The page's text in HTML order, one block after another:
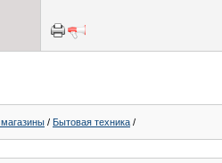
/ Бытовая техника /